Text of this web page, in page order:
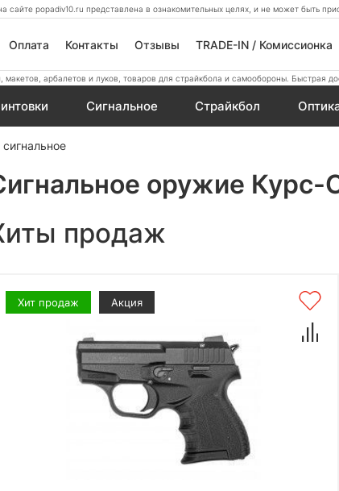
сайте popadiv10.ru представлена в ознакомительных целях, и не может быть
Оплата Контакты Отзывы TRADE-IN / Комиссионка
макетов, арбалетов и луков, товаров для страйкбола и самообороны. Быстрая
Сигнальное Страйкбол
оружие Курс-
продаж
Хит продаж Акция